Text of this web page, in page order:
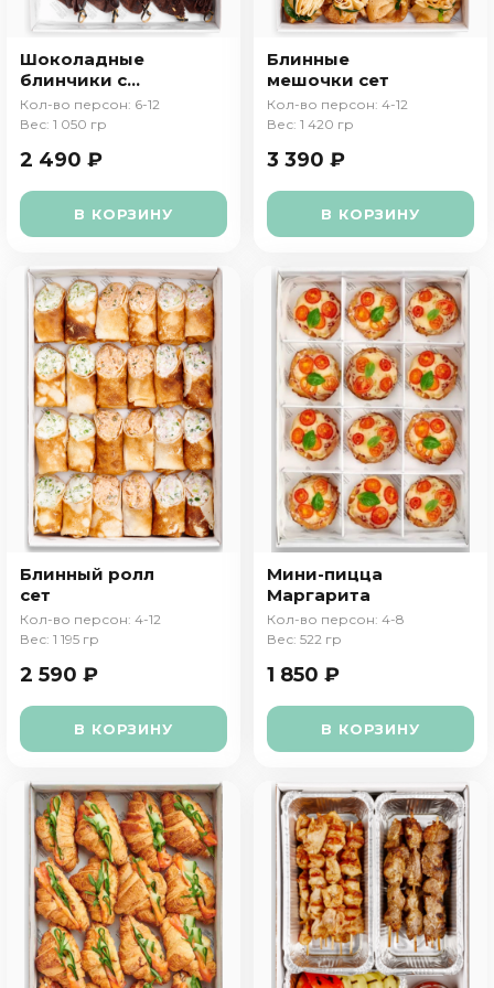
Шоколадные
блинчики с
бананом
Кол-во персон: 6-12
Вес: 1 050 гр
2 490 ₽
В КОРЗИНУ
Блинные
мешочки сет
Кол-во персон: 4-12
Вес: 1 420 гр
3 390 ₽
В КОРЗИНУ
Блинный ролл
сет
Кол-во персон: 4-12
Вес: 1 195 гр
2 590 ₽
В КОРЗИНУ
Мини-пицца
Маргарита
Кол-во персон: 4-8
Вес: 522 гр
1 850 ₽
В КОРЗИНУ